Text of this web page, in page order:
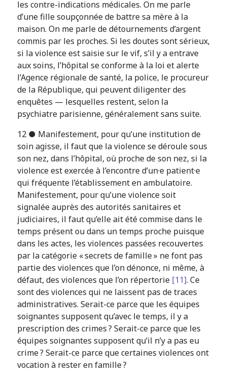
les contre-indications médicales. On me parle
d’une fille soupçonnée de battre sa mère à la
maison. On me parle de détournements d’argent
commis par les proches. Si les doutes sont sérieux,
si la violence est saisie sur le vif, s’il y a entrave
aux soins, l’hôpital se conforme à la loi et alerte
l’Agence régionale de santé, la police, le procureur
de la République, qui peuvent diligenter des
enquêtes — lesquelles restent, selon la
psychiatre parisienne, généralement sans suite.
12 ● Manifestement, pour qu’une institution de
soin agisse, il faut que la violence se déroule sous
son nez, dans l’hôpital, où proche de son nez, si la
violence est exercée à l’encontre d’un·e patient·e
qui fréquente l’établissement en ambulatoire.
Manifestement, pour qu’une violence soit
signalée auprès des autorités sanitaires et
judiciaires, il faut qu’elle ait été commise dans le
temps présent ou dans un temps proche puisque
dans les actes, les violences passées recouvertes
par la catégorie « secrets de famille » ne font pas
partie des violences que l’on dénonce, ni même, à
défaut, des violences que l’on répertorie [11]. Ce
sont des violences qui ne laissent pas de traces
administratives. Serait-ce parce que les équipes
soignantes supposent qu’avec le temps, il y a
prescription des crimes ? Serait-ce parce que les
équipes soignantes supposent qu’il n’y a pas eu
crime ? Serait-ce parce que certaines violences ont
vocation à rester en famille ?